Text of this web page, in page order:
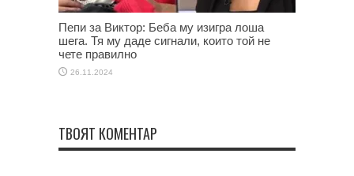
Пепи за Виктор: Беба му изигра лоша
шега. Тя му даде сигнали, които той не
чете правилно
26.11.2024
ТВОЯТ КОМЕНТАР